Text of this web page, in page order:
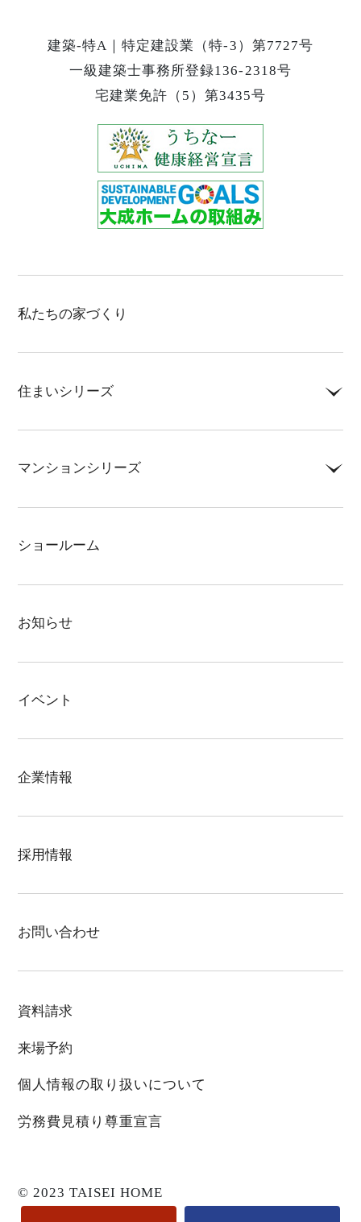
建築-特A｜特定建設業（特-3）第7727号
一級建築士事務所登録136-2318号
宅建業免許（5）第3435号
私たちの家づくり
住まいシリーズ
LEQUIO・COOL
NEWうるま
公共工事
マンションシリーズ
ミッドヒルズ沢岻
リゾートテラス宜野座シエロ
ショールーム
お知らせ
イベント
企業情報
採用情報
お問い合わせ
資料請求
来場予約
個人情報の取り扱いについて
労務費見積り尊重宣言
© 2023 TAISEI HOME